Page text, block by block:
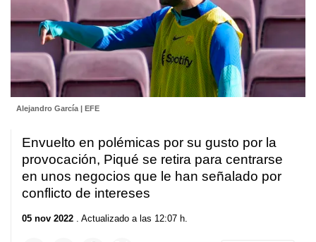
Alejandro García | EFE
Envuelto en polémicas por su gusto por la
provocación, Piqué se retira para centrarse
en unos negocios que le han señalado por
conflicto de intereses
05 nov 2022 . Actualizado a las 12:07 h.